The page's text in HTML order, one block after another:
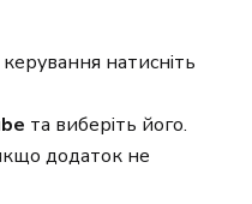
натисніть
та виберіть його.
додаток не